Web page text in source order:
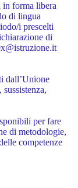
in forma libera
di lingua
i prescelti
di
dall’Unione
per fare
di metodologie,
competenze